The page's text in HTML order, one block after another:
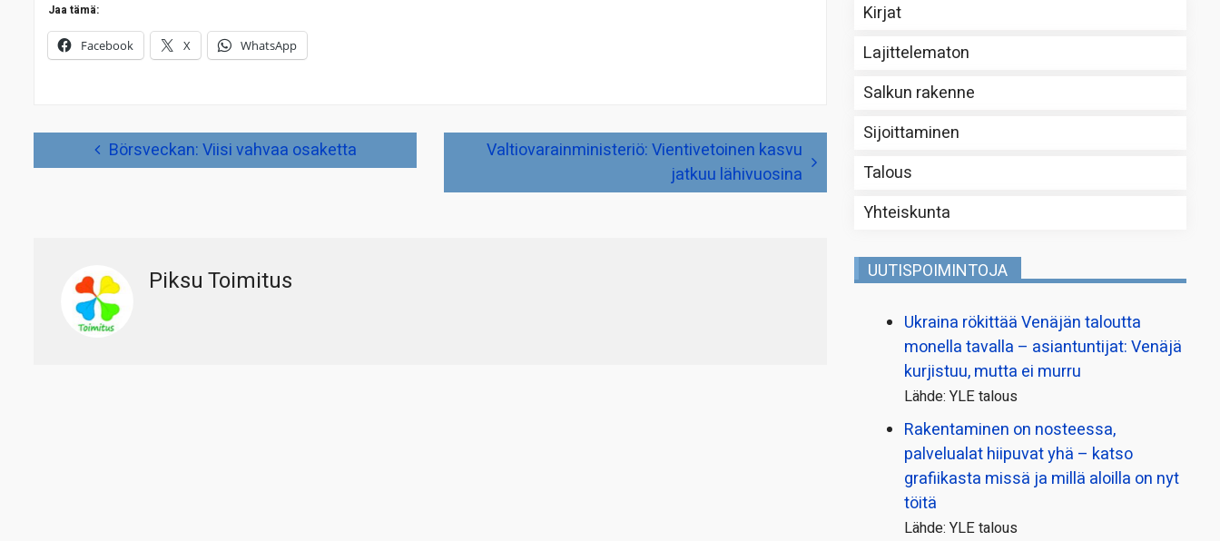
Jaa tämä:
Facebook X WhatsApp
Börsveckan: Viisi vahvaa osaketta
Valtiovarainministeriö: Vientivetoinen kasvu
jatkuu lähivuosina
Piksu Toimitus
Kirjat
Lajittelematon
Salkun rakenne
Sijoittaminen
Talous
Yhteiskunta
UUTISPOIMINTOJA
Ukraina rökittää Venäjän taloutta
monella tavalla – asiantuntijat: Venäjä
kurjistuu, mutta ei murru
Lähde: YLE talous
Rakentaminen on nosteessa,
palvelualat hiipuvat yhä – katso
grafiikasta missä ja millä aloilla on nyt
töitä
Lähde: YLE talous